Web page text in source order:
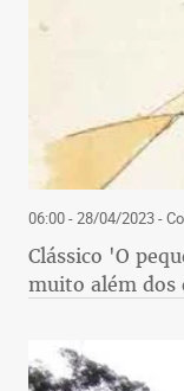
06:00 - 28/04/2023-
Clássico 'O
muito além dos